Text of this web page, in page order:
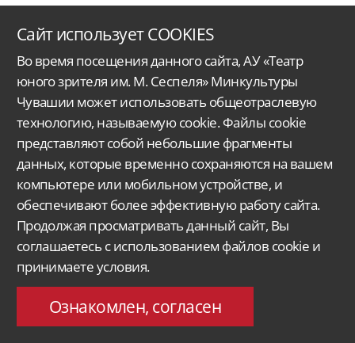
Автономное учреждение Чувашской Республики «Чувашский государственный
ордена Дружбы народовтеатр юного зрителя им. М. Сеспеля»Министерства
Версия для слабовидящих Поиск...
Московский проспект 33/9
Касса: +7 8352 45-00-34
C 9.00 до 19.00 в будни
Сайт использует COOKIES
Во время посещения данного сайта, АУ «Театр
юного зрителя им. М. Сеспеля» Минкультуры
Чувашии может использовать общеотраслевую
технологию, называемую cookie. Файлы cookie
представляют собой небольшие фрагменты
данных, которые временно сохраняются на вашем
компьютере или мобильном устройстве, и
обеспечивают более эффективную работу сайта.
Продолжая просматривать данный сайт, Вы
соглашаетесь с использованием файлов cookie и
принимаете условия.
Ознакомлен, согласен